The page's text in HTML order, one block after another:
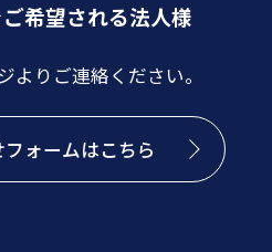
希望される法人様
よりご連絡ください。
ォームはこちら